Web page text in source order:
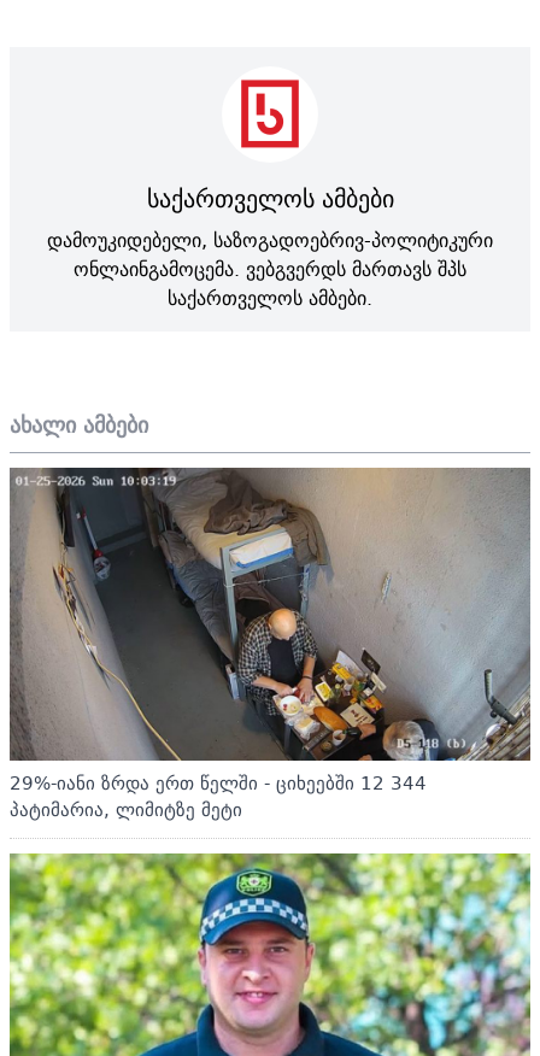
ახალი ამბები
29%-იანი ზრდა ერთ წელში - ციხეებში 12 344
პატიმარია, ლიმიტზე მეტი
საქართველოს ამბები
დამოუკიდებელი, საზოგადოებრივ-პოლიტიკური
ონლაინგამოცემა. ვებგვერდს მართავს შპს
საქართველოს ამბები.